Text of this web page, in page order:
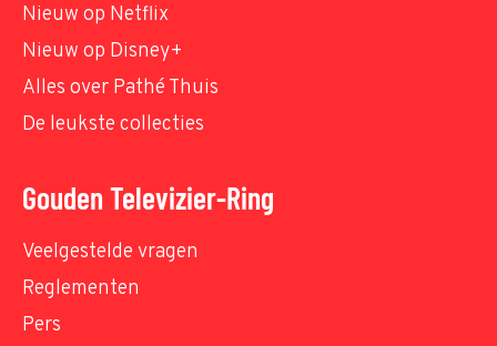
Nieuw op Netflix
Nieuw op Disney+
Alles over Pathé Thuis
De leukste collecties
Gouden Televizier-Ring
Veelgestelde vragen
Reglementen
Pers